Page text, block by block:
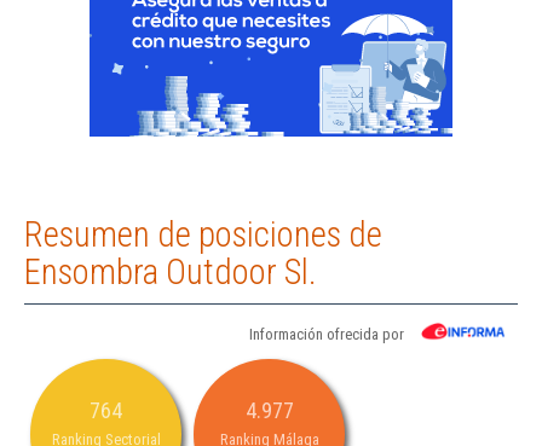
Resumen de posiciones de
Ensombra Outdoor Sl.
Información ofrecida por
764
Ranking Sectorial
4.977
Ranking Málaga